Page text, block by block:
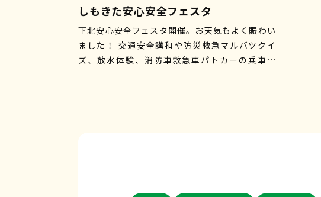
しもきた安心安全フェスタ
下北安心安全フェスタ開催。お天気もよく賑わい
ました！ 交通安全講和や防災救急マルバツクイ
ズ、放水体験、消防車救急車パトカーの乗車体